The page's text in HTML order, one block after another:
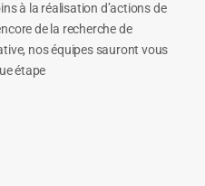
à la réalisation d’actions de
de la recherche de
nos équipes sauront vous
étape